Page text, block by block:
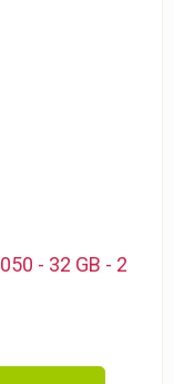
- 32 GB - 2